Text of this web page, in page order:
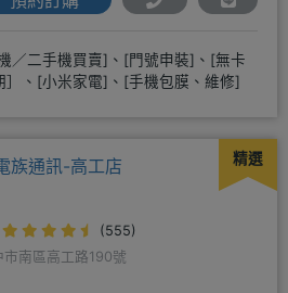
／二手機買賣]、[門號申裝]、[無卡
］、[小米家電]、[手機包膜、維修]
精選
族通訊-高工店
(555)
市南區高工路190號